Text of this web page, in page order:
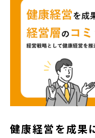
健康経営を成果